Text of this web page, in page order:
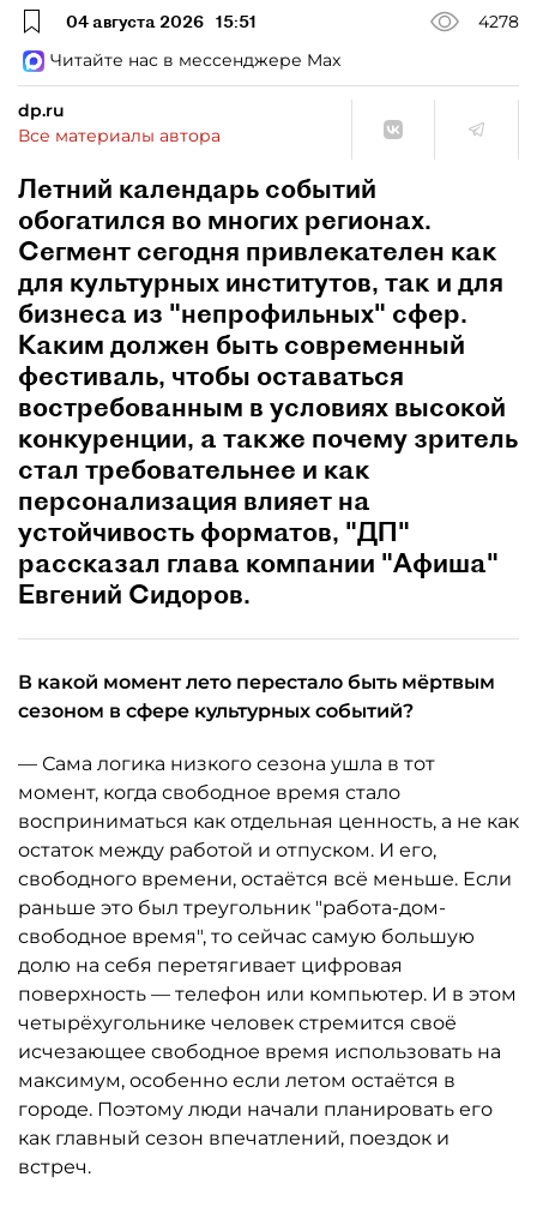
04 августа 2026 15:51
4278
Читайте нас в мессенджере Max
dp.ru
Все материалы автора
Летний календарь событий
обогатился во многих регионах.
Сегмент сегодня привлекателен как
для культурных институтов, так и для
бизнеса из "непрофильных" сфер.
Каким должен быть современный
фестиваль, чтобы оставаться
востребованным в условиях высокой
конкуренции, а также почему зритель
стал требовательнее и как
персонализация влияет на
устойчивость форматов, "ДП"
рассказал глава компании "Афиша"
Евгений Сидоров.
В какой момент лето перестало быть мёртвым
сезоном в сфере культурных событий?
— Сама логика низкого сезона ушла в тот
момент, когда свободное время стало
восприниматься как отдельная ценность, а не как
остаток между работой и отпуском. И его,
свободного времени, остаётся всё меньше. Если
раньше это был треугольник "работа-дом-
свободное время", то сейчас самую большую
долю на себя перетягивает цифровая
поверхность — телефон или компьютер. И в этом
четырёхугольнике человек стремится своё
исчезающее свободное время использовать на
максимум, особенно если летом остаётся в
городе. Поэтому люди начали планировать его
как главный сезон впечатлений, поездок и
встреч.